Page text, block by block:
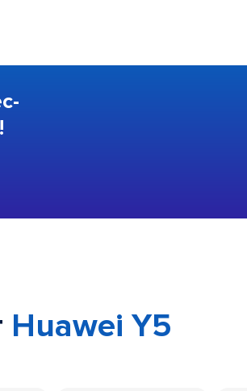
Huawei Y5